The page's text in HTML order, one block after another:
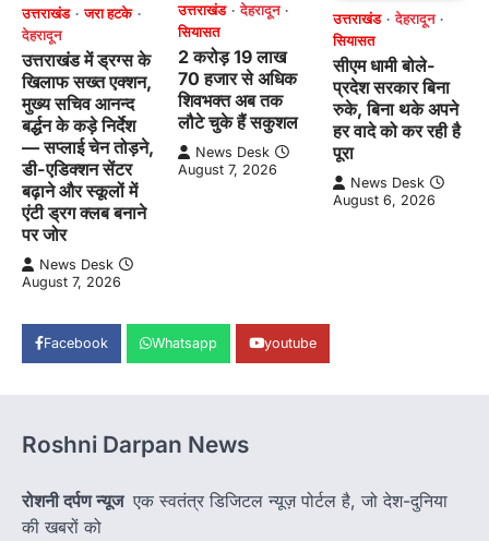
उत्तराखंड
जरा हटके
देहरादून
उत्तराखंड में ड्रग्स के
खिलाफ सख्त एक्शन,
मुख्य सचिव आनन्द
बर्द्धन के कड़े निर्देश
— सप्लाई चेन तोड़ने,
डी-एडिक्शन सेंटर
बढ़ाने और स्कूलों में
एंटी ड्रग क्लब बनाने
पर जोर
News Desk
August 7, 2026
उत्तराखंड
देहरादून
सियासत
2 करोड़ 19 लाख
70 हजार से अधिक
शिवभक्त अब तक
लौटे चुके हैं सकुशल
News Desk
August 7, 2026
उत्तराखंड
देहरादून
सियासत
सीएम धामी बोले-
प्रदेश सरकार बिना
रुके, बिना थके अपने
हर वादे को कर रही है
पूरा
News Desk
August 6, 2026
Facebook Whatsapp youtube
Roshni Darpan News
रोशनी दर्पण न्यूज एक स्वतंत्र डिजिटल न्यूज़ पोर्टल है, जो देश-दुनिया
की खबरों को